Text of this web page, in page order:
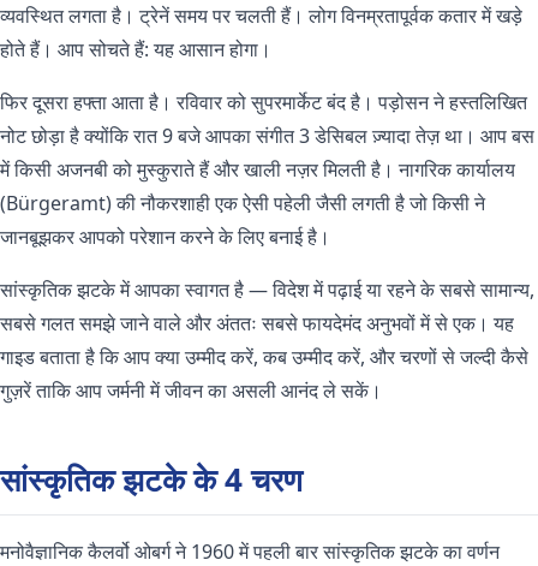
व्यवस्थित लगता है। ट्रेनें समय पर चलती हैं। लोग विनम्रतापूर्वक कतार में खड़े
होते हैं। आप सोचते हैं: यह आसान होगा।
फिर दूसरा हफ्ता आता है। रविवार को सुपरमार्केट बंद है। पड़ोसन ने हस्तलिखित
नोट छोड़ा है क्योंकि रात 9 बजे आपका संगीत 3 डेसिबल ज़्यादा तेज़ था। आप बस
में किसी अजनबी को मुस्कुराते हैं और खाली नज़र मिलती है। नागरिक कार्यालय
(Bürgeramt) की नौकरशाही एक ऐसी पहेली जैसी लगती है जो किसी ने
जानबूझकर आपको परेशान करने के लिए बनाई है।
सांस्कृतिक झटके में आपका स्वागत है — विदेश में पढ़ाई या रहने के सबसे सामान्य,
सबसे गलत समझे जाने वाले और अंततः सबसे फायदेमंद अनुभवों में से एक। यह
गाइड बताता है कि आप क्या उम्मीद करें, कब उम्मीद करें, और चरणों से जल्दी कैसे
गुज़रें ताकि आप जर्मनी में जीवन का असली आनंद ले सकें।
सांस्कृतिक झटके के 4 चरण
मनोवैज्ञानिक कैलर्वो ओबर्ग ने 1960 में पहली बार सांस्कृतिक झटके का वर्णन